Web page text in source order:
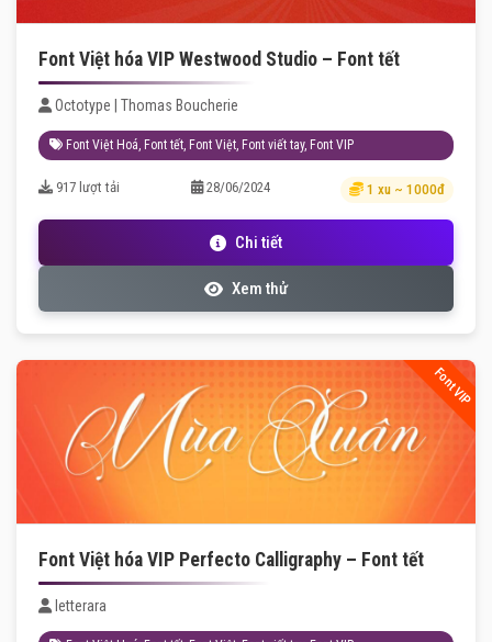
Font Việt hóa VIP Westwood Studio – Font tết
Octotype | Thomas Boucherie
Font Việt Hoá, Font tết, Font Việt, Font viết tay, Font VIP
917 lượt tải 28/06/2024 1 xu ~ 1000đ
Chi tiết
Xem thử
Font VIP
Font Việt hóa VIP Perfecto Calligraphy – Font tết
letterara